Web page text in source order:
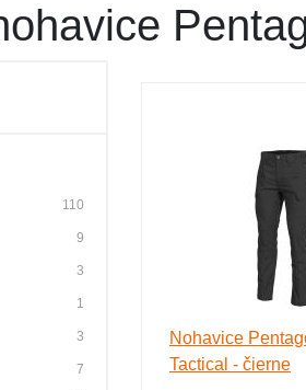
110
9
3
1
3
7
Nohavice
Tactical - čierne